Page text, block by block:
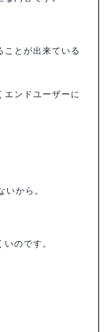
ことが出来ている
エンドユーザーに
いから。
のです。